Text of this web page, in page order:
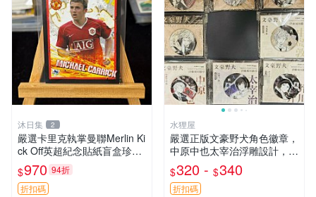
沐日集 2
嚴選卡里克執掌曼聯Merlin Ki
ck Off英超紀念貼紙盲盒珍藏
款 英超 貼紙 紀念盲盒
$970 94折
折扣碼
水狸屋
嚴選正版文豪野犬角色徽章，
中原中也太宰治浮雕設計，5
8mm馬口鐵質吧唧徽章，有
原袋可對光確認。國谷正品保
障，適合收藏。 中原中也 浮
$320 - $340
折扣碼